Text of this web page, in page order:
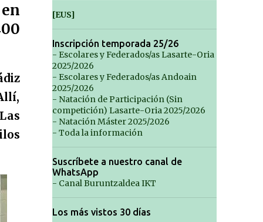
[EUS]
Inscripción temporada 25/26
- Escolares y Federados/as Lasarte-Oria
2025/2026
- Escolares y Federados/as Andoain
2025/2026
- Natación de Participación (Sin
competición) Lasarte-Oria 2025/2026
- Natación Máster 2025/2026
- Toda la información
Suscríbete a nuestro canal de
WhatsApp
- Canal Buruntzaldea IKT
Los más vistos 30 días